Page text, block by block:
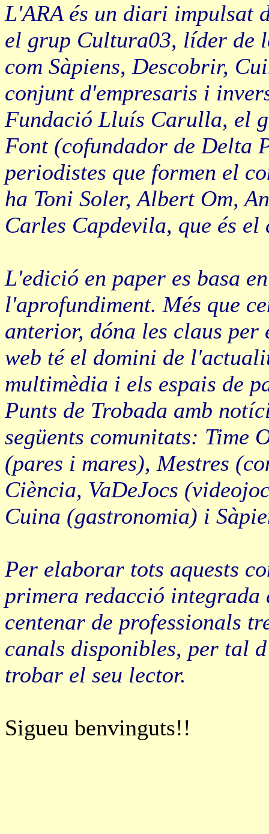
L'ARA és un diari impulsat
el grup Cultura03, líder de
com Sàpiens, Descobrir,
conjunt d'empresaris i
Fundació Lluís Carulla, el
Font (cofundador de Delta
periodistes que formen el
ha Toni Soler, Albert Om,
Carles Capdevila, que és
L'edició en paper es basa
l'aprofundiment. Més que
anterior, dóna les claus
web té el domini de
multimèdia i els espais de
Punts de Trobada amb
següents comunitats: Time
(pares i mares), Mestres
Ciència, VaDeJocs
Cuina (gastronomia) i
Per elaborar tots aquests
primera redacció integrada
centenar de professionals
canals disponibles, per tal
trobar el seu lector.
Sigueu benvinguts!!